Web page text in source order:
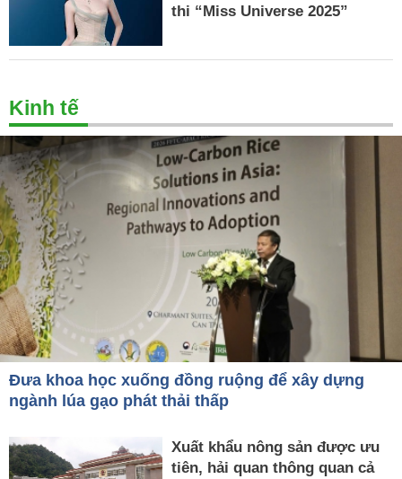
thi “Miss Universe 2025”
Kinh tế
Đưa khoa học xuống đồng ruộng để xây dựng
ngành lúa gạo phát thải thấp
Xuất khẩu nông sản được ưu
tiên, hải quan thông quan cả